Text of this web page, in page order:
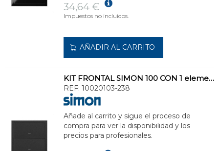
34,64 €
Impuestos no incluidos.
AÑADIR AL CARRITO
KIT FRONTAL SIMON 100 CON 1 elemento+2 TECLAS NEGRO MATE
REF: 10020103-238
Añade al carrito y sigue el proceso de
compra para ver la disponibilidad y los
precios para profesionales.